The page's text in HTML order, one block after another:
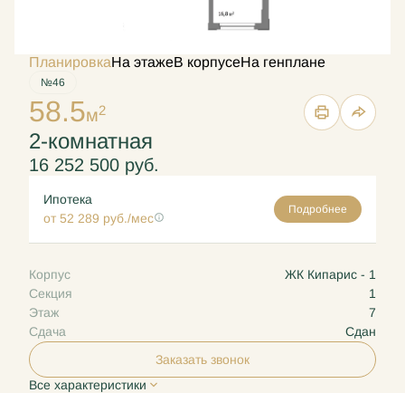
ПланировкаНа этажеВ корпусеНа генплане
№46
58.5м2
2-комнатная
16 252 500 руб.
Ипотека
от 52 289 руб./мес
Подробнее
Корпус
ЖК Кипарис - 1
Секция
1
Этаж
7
Сдача
Сдан
Заказать звонок
Все характеристики